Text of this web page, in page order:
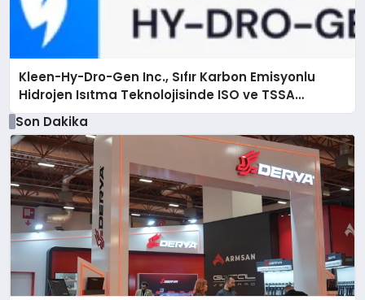
Kleen-Hy-Dro-Gen Inc., Sıfır Karbon Emisyonlu
Hidrojen Isıtma Teknolojisinde ISO ve TSSA
Düzenleyici Onaylarını Aldı
Son Dakika